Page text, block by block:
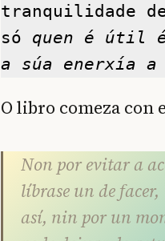
tranquilidade
só quen é útil
a súa enerxía
O libro comeza con
Non por evitar a
líbrase un de facer,
así, nin por un